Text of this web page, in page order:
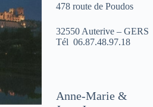
478 route de Poudos
32550 Auterive – GERS
Tél 06.87.48.97.18
Anne-Marie &